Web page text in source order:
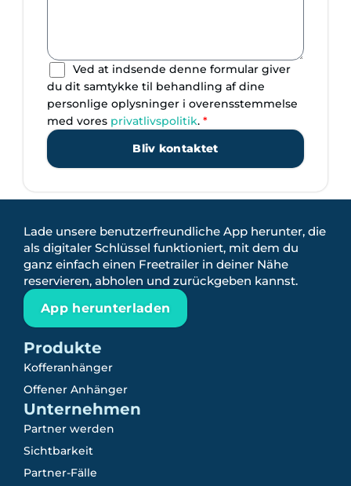
F
o
r
e
n
i
g
s
k
e
d
G
D
P
R
A
r
e
e
n
t
*
Ved at indsende denne formular giver
du dit samtykke til behandling af dine
personlige oplysninger i overensstemmelse
med vores privatlivspolitik. *
Bliv kontaktet
Lade unsere benutzerfreundliche App herunter, die
als digitaler Schlüssel funktioniert, mit dem du
ganz einfach einen Freetrailer in deiner Nähe
reservieren, abholen und zurückgeben kannst.
App herunterladen
Produkte
Kofferanhänger
Offener Anhänger
Unternehmen
Partner werden
Sichtbarkeit
Partner-Fälle